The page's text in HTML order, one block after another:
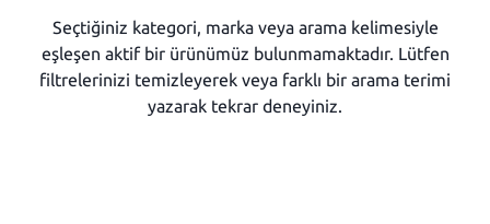
Seçtiğiniz kategori, marka veya arama kelimesiyle
eşleşen aktif bir ürünümüz bulunmamaktadır. Lütfen
filtrelerinizi temizleyerek veya farklı bir arama terimi
yazarak tekrar deneyiniz.